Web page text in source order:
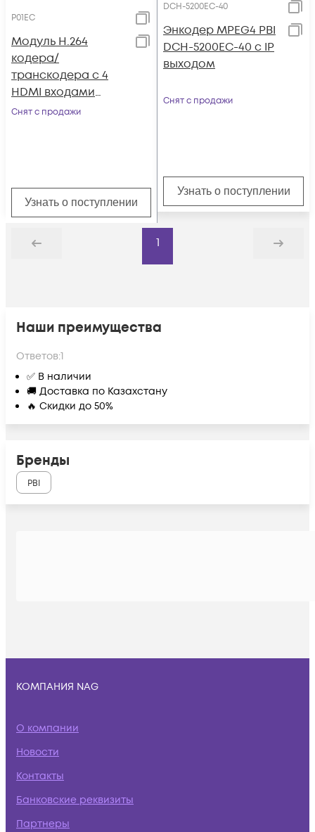
P01EC
Модуль H.264
кодера/
транскодера c 4
HDMI входами
P01EC для DCP-
Снят с продажи
Узнать о поступлении
DCH-5200EC-40
Энкодер MPEG4 PBI
DCH-5200EC-40 с IP
выходом
Снят с продажи
Узнать о поступлении
Назад
1
Дальше
Наши преимущества
Ответов:1
✅ В наличии
🚚 Доставка по Казахстану
🔥 Скидки до 50%
Бренды
PBI
КОМПАНИЯ NAG
О компании
Новости
Контакты
Банковские реквизиты
Партнеры